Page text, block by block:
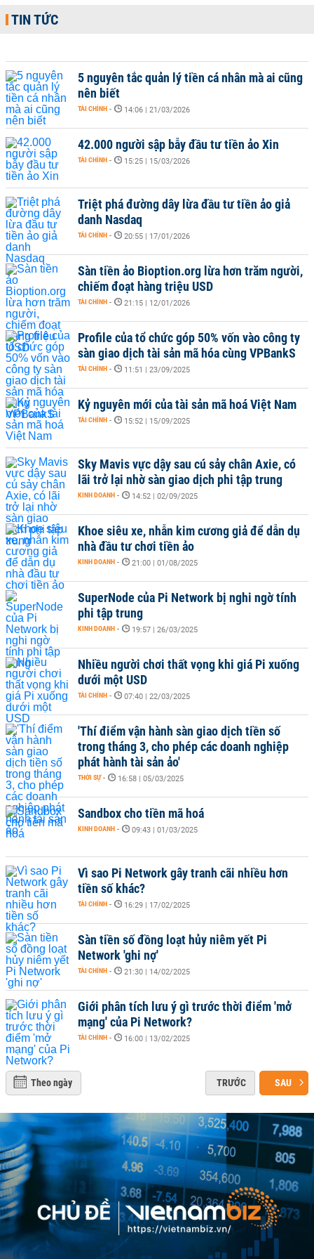
TIN TỨC
5 nguyên tắc quản lý tiền cá nhân mà ai cũng
nên biết
TÀI CHÍNH - 14:06 | 21/03/2026
42.000 người sập bẫy đầu tư tiền ảo Xin
TÀI CHÍNH - 15:25 | 15/03/2026
Triệt phá đường dây lừa đầu tư tiền ảo giả
danh Nasdaq
TÀI CHÍNH - 20:55 | 17/01/2026
Sàn tiền ảo Bioption.org lừa hơn trăm người,
chiếm đoạt hàng triệu USD
TÀI CHÍNH - 21:15 | 12/01/2026
Profile của tổ chức góp 50% vốn vào công ty
sàn giao dịch tài sản mã hóa cùng VPBankS
TÀI CHÍNH - 11:51 | 23/09/2025
Kỷ nguyên mới của tài sản mã hoá Việt Nam
TÀI CHÍNH - 15:52 | 15/09/2025
Sky Mavis vực dậy sau cú sảy chân Axie, có
lãi trở lại nhờ sàn giao dịch phi tập trung
KINH DOANH - 14:52 | 02/09/2025
Khoe siêu xe, nhẫn kim cương giả để dẫn dụ
nhà đầu tư chơi tiền ảo
KINH DOANH - 21:00 | 01/08/2025
SuperNode của Pi Network bị nghi ngờ tính
phi tập trung
KINH DOANH - 19:57 | 26/03/2025
Nhiều người chơi thất vọng khi giá Pi xuống
dưới một USD
TÀI CHÍNH - 07:40 | 22/03/2025
'Thí điểm vận hành sàn giao dịch tiền số
trong tháng 3, cho phép các doanh nghiệp
phát hành tài sản ảo'
THỜI SỰ - 16:58 | 05/03/2025
Sandbox cho tiền mã hoá
KINH DOANH - 09:43 | 01/03/2025
Vì sao Pi Network gây tranh cãi nhiều hơn
tiền số khác?
TÀI CHÍNH - 16:29 | 17/02/2025
Sàn tiền số đồng loạt hủy niêm yết Pi
Network 'ghi nợ'
TÀI CHÍNH - 21:30 | 14/02/2025
Giới phân tích lưu ý gì trước thời điểm 'mở
mạng' của Pi Network?
TÀI CHÍNH - 16:00 | 13/02/2025
Theo ngày TRƯỚC SAU